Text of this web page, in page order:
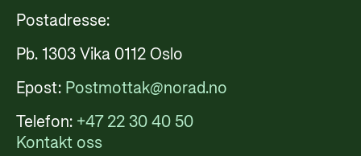
Postadresse:
Pb. 1303 Vika 0112 Oslo
Epost: Postmottak@norad.no
Telefon: +47 22 30 40 50
Kontakt oss